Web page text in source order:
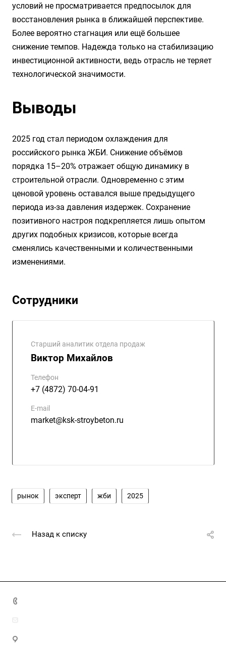
условий не просматривается предпосылок для
восстановления рынка в ближайшей перспективе.
Более вероятно стагнация или ещё большее
снижение темпов. Надежда только на стабилизацию
инвестиционной активности, ведь отрасль не теряет
технологической значимости.
Выводы
2025 год стал периодом охлаждения для
российского рынка ЖБИ. Снижение объёмов
порядка 15–20% отражает общую динамику в
строительной отрасли. Одновременно с этим
ценовой уровень оставался выше предыдущего
периода из-за давления издержек. Сохранение
позитивного настроя подкрепляется лишь опытом
других подобных кризисов, которые всегда
сменялись качественными и количественными
изменениями.
Сотрудники
Старший аналитик отдела продаж
Виктор Михайлов
Телефон
+7 (4872) 70-04-91
E-mail
market@ksk-stroybeton.ru
рынок эксперт жби 2025
Назад к списку